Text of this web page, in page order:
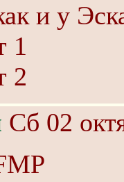
и у
1
2
Сб 02